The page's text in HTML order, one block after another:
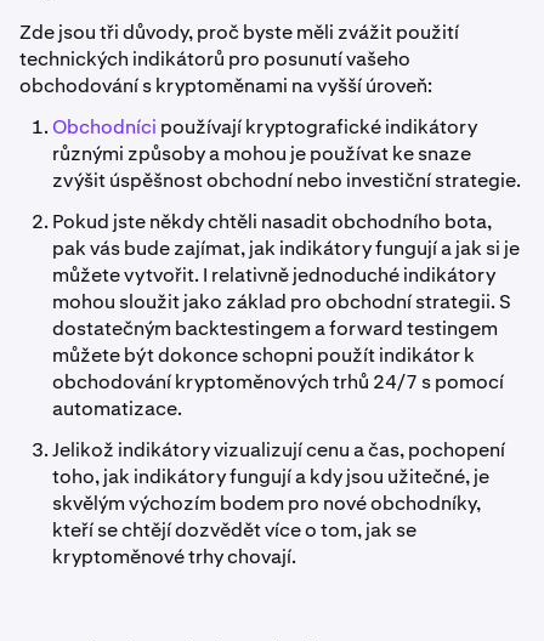
Zde jsou tři důvody, proč byste měli zvážit použití
technických indikátorů pro posunutí vašeho
obchodování s kryptoměnami na vyšší úroveň:
Obchodníci používají kryptografické indikátory
různými způsoby a mohou je používat ke snaze
zvýšit úspěšnost obchodní nebo investiční strategie.
Pokud jste někdy chtěli nasadit obchodního bota,
pak vás bude zajímat, jak indikátory fungují a jak si je
můžete vytvořit. I relativně jednoduché indikátory
mohou sloužit jako základ pro obchodní strategii. S
dostatečným backtestingem a forward testingem
můžete být dokonce schopni použít indikátor k
obchodování kryptoměnových trhů 24/7 s pomocí
automatizace.
Jelikož indikátory vizualizují cenu a čas, pochopení
toho, jak indikátory fungují a kdy jsou užitečné, je
skvělým výchozím bodem pro nové obchodníky,
kteří se chtějí dozvědět více o tom, jak se
kryptoměnové trhy chovají.